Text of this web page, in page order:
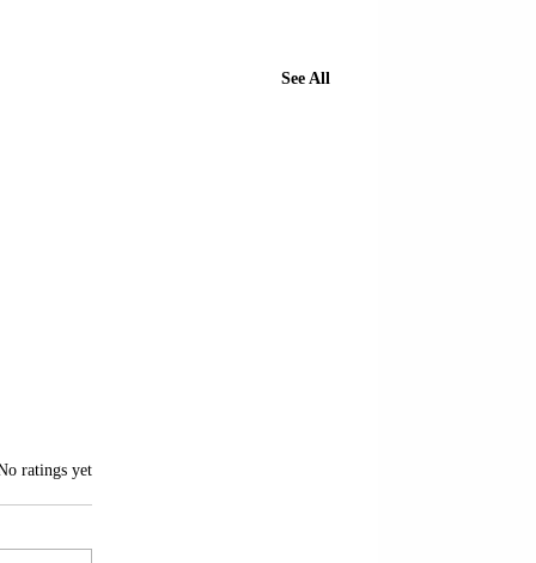
See All
5 stars.
ratings yet